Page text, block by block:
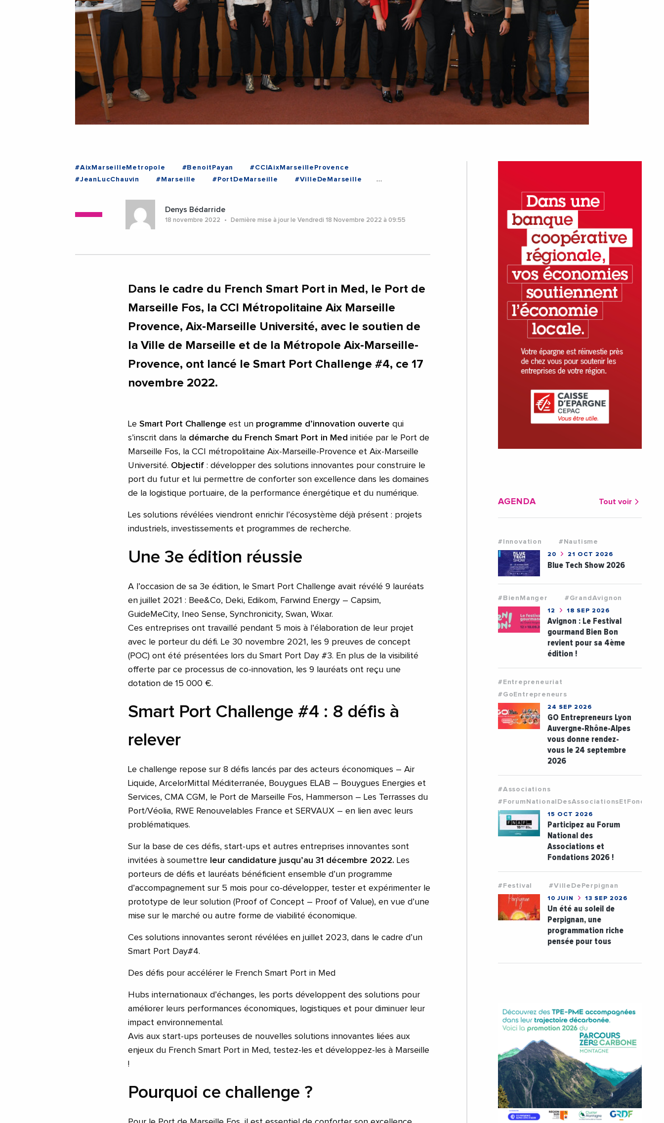
#AixMarseilleMetropole #BenoitPayan
#CCIAixMarseilleProvence
#JeanLucChauvin
#Marseille #PortDeMarseille
#VilleDeMarseille
Denys Bédarride
18 novembre 2022 Dernière mise à jour le Vendredi 18 Novembre 2022 à 09:55
Dans le cadre du French Smart Port in Med, le Port de
Marseille Fos, la CCI Métropolitaine Aix Marseille
Provence, Aix-Marseille Université, avec le soutien de
la Ville de Marseille et de la Métropole Aix-Marseille-
Provence, ont lancé le Smart Port Challenge #4, ce 17
novembre 2022.
Le Smart Port Challenge est un programme d’innovation ouverte qui
s’inscrit dans la démarche du French Smart Port in Med initiée par le Port de
Marseille Fos, la CCI métropolitaine Aix-Marseille-Provence et Aix-Marseille
Université. Objectif : développer des solutions innovantes pour construire le
port du futur et lui permettre de conforter son excellence dans les domaines
de la logistique portuaire, de la performance énergétique et du numérique.
Les solutions révélées viendront enrichir l’écosystème déjà présent : projets
industriels, investissements et programmes de recherche.
Une 3e édition réussie
A l’occasion de sa 3e édition, le Smart Port Challenge avait révélé 9 lauréats
en juillet 2021 : Bee&Co, Deki, Edikom, Farwind Energy – Capsim,
GuideMeCity, Ineo Sense, Synchronicity, Swan, Wixar.
Ces entreprises ont travaillé pendant 5 mois à l’élaboration de leur projet
avec le porteur du défi. Le 30 novembre 2021, les 9 preuves de concept
(POC) ont été présentées lors du Smart Port Day #3. En plus de la visibilité
offerte par ce processus de co-innovation, les 9 lauréats ont reçu une
dotation de 15 000 €.
Smart Port Challenge #4 : 8 défis à
relever
Le challenge repose sur 8 défis lancés par des acteurs économiques – Air
Liquide, ArcelorMittal Méditerranée, Bouygues ELAB – Bouygues Energies et
Services, CMA CGM, le Port de Marseille Fos, Hammerson – Les Terrasses du
Port/Véolia, RWE Renouvelables France et SERVAUX – en lien avec leurs
problématiques.
Sur la base de ces défis, start-ups et autres entreprises innovantes sont
invitées à soumettre
leur candidature jusqu’au 31 décembre 2022. Les
porteurs de défis et lauréats bénéficient ensemble d’un programme
d’accompagnement sur 5 mois pour co-développer, tester et expérimenter le
prototype de leur solution (Proof of Concept – Proof of Value), en vue d’une
mise sur le marché ou autre forme de viabilité économique.
Ces solutions innovantes seront révélées en juillet 2023, dans le cadre d’un
Smart Port Day#4.
Des défis pour accélérer le French Smart Port in Med
Hubs internationaux d’échanges, les ports développent des solutions pour
améliorer leurs performances économiques, logistiques et pour diminuer leur
impact environnemental.
Avis aux start-ups porteuses de nouvelles solutions innovantes liées aux
enjeux du French Smart Port in Med, testez-les et développez-les à Marseille
!
Pourquoi ce challenge ?
AGENDA Tout voir
#Innovation #Nautisme
20 21 OCT 2026
Blue Tech Show 2026
#BienManger #GrandAvignon
12 18 SEP 2026
Avignon : Le Festival
gourmand Bien Bon
revient pour sa 4ème
édition !
#Entrepreneuriat
#GoEntrepreneurs
24 SEP 2026
GO Entrepreneurs Lyon
Auvergne-Rhône-Alpes
vous donne rendez-
vous le 24 septembre
2026
#Associations
15 OCT 2026
Participez au Forum
National des
Associations et
Fondations 2026 !
#Festival #VilleDePerpignan
10 JUIN 13 SEP 2026
Un été au soleil de
Perpignan, une
programmation riche
pensée pour tous